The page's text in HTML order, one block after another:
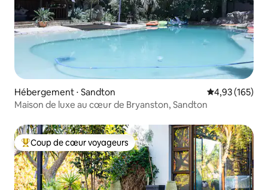
Hébergement ⋅ Sandton Évaluation
4,93 (165)
Maison de luxe au cœur de Bryanston, Sandton
Coups de cœur voyageurs les plus appréciés
Coup de cœur voyageurs